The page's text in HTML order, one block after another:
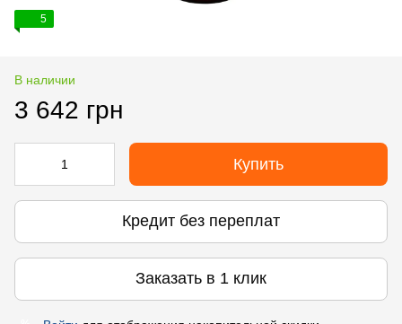
5
В наличии
3 642 грн
Купить
Кредит без переплат
Заказать в 1 клик